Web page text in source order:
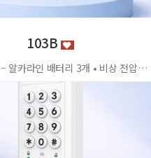
103B
• 사용 전압 – 알카라인 배터리 3개 • 비상 전압 - DC3.2V±0.2V • 전력 소비량 – 정전류 : ≤30μA 동작전류 : ≤150 MA • 사용 환경 – 온도 : 0℃ ~ +70℃ 습도 : RH 20% ~ RH95%RH 사용방법 < 잠금방법 > - 비밀번호 4자리 숫자를 입력하면 문이 자동으로 잠깁니다. < 찾는방법> - 입력했던 비밀번호 4자리 숫자를 누르면 자동으로 문이 열립니다. - 비밀번호를 잊었을 경우 마스터키 사용 가능 특징 - 마스터키 10개까지 등록가능 - 버튼 백라이트 - 배터리 방전 시 외부전원 공급기 사용가능 - 자동/수동 잠금 설정 가능 - 마스터 비밀번호 설정 가능 - 무음모드 가능 [이 게시물은 관리자님에 의해 2026-06-18 11:43:04 제품소개에서 복사 됨]